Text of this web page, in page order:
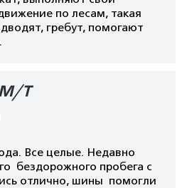
по лесам, такая
гребут, помогают
T
Все целые. Недавно
бездорожного пробега с
отлично, шины помогли